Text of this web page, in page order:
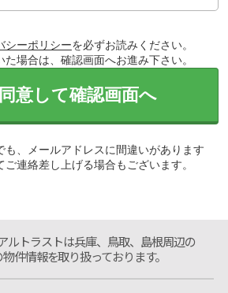
シーポリシーを必ずお読みください。
場合は、確認画面へお進み下さい。
意して確認画面へ
、メールアドレスに間違いがあります
連絡差し上げる場合もございます。
ルトラストは兵庫、鳥取、島根周辺の
件情報を取り扱っております。